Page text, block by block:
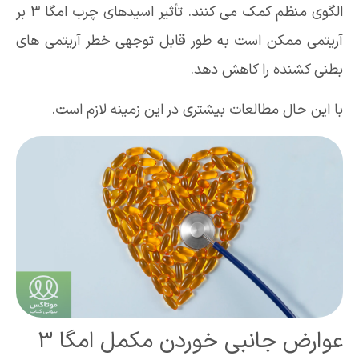
الگوی منظم کمک می کنند. تأثیر اسیدهای چرب امگا 3 بر
آریتمی ممکن است به طور قابل توجهی خطر آریتمی های
بطنی کشنده را کاهش دهد.
با این حال مطالعات بیشتری در این زمینه لازم است.
عوارض جانبی خوردن مکمل امگا 3